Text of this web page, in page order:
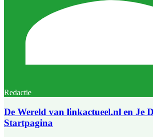
Redactie
De Wereld van linkactueel.nl en Je
Startpagina